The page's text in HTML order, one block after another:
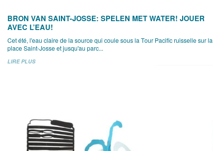
BRON VAN SAINT-JOSSE: SPELEN MET WATER! JOUER
AVEC L’EAU!
Cet été, l'eau claire de la source qui coule sous la Tour Pacific ruisselle sur la
place Saint-Josse et jusqu'au parc...
LIRE PLUS